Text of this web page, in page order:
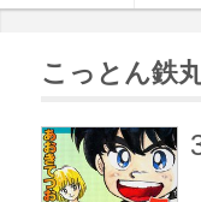
こっとん鉄